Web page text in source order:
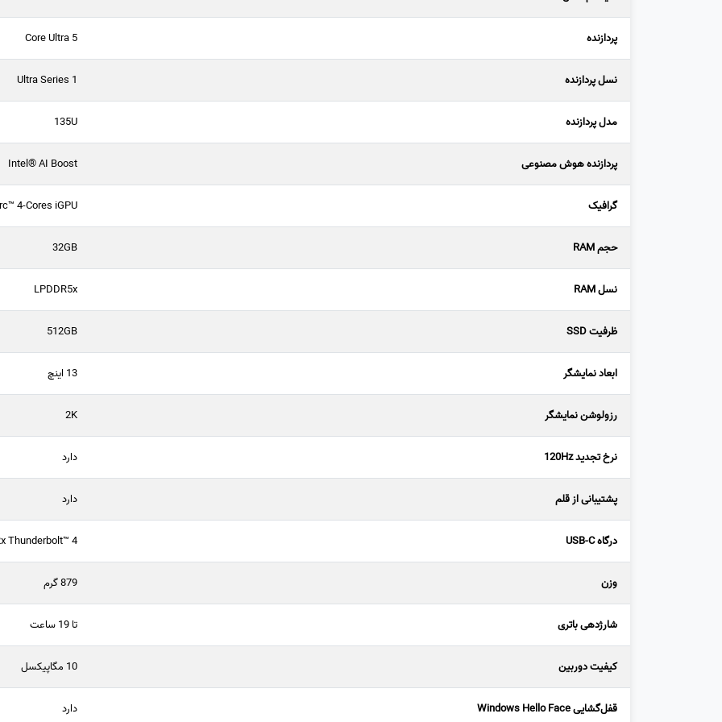
پردازنده Core Ultra 5
نسل پردازنده Ultra Series 1
مدل پردازنده 135U
پردازنده هوش مصنوعی Intel® AI Boost
گرافیک 4-Cores iGPU
حجم RAM 32GB
نسل RAM LPDDR5x
ظرفیت SSD 512GB
ابعاد نمایشگر 13 اینچ
رزولوشن نمایشگر 2K
نرخ تجدید 120Hz دارد
پشتیبانی از قلم دارد
درگاه USB-C Thunderbolt™ 4
وزن 879 گرم
شارژدهی باتری تا 19 ساعت
کیفیت دوربین 10 مگاپیکسل
قفل‌گشایی Windows Hello Face دارد